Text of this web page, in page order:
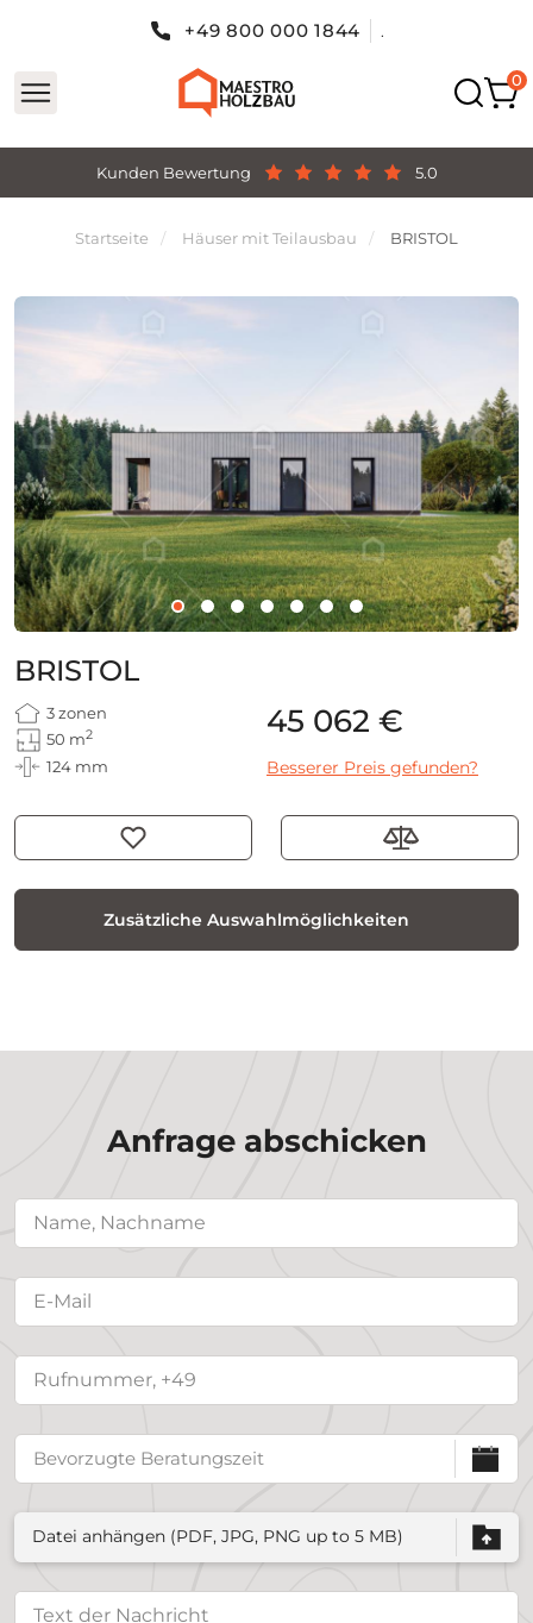
Kunden Bewertung 5.0
+49 800 000 1844 .
Startseite Häuser mit Teilausbau BRISTOL
BRISTOL
3 zonen
50 m2
124 mm
45 062 €
Besserer Preis gefunden?
Zusätzliche Auswahlmöglichkeiten
Anfrage abschicken
Datei anhängen (PDF, JPG, PNG up to 5 MB)